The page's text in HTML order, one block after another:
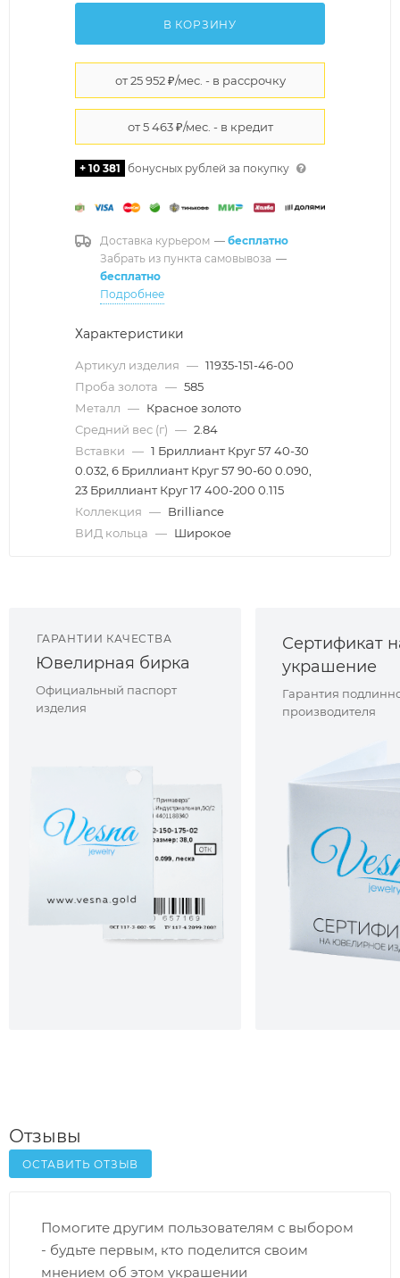
В КОРЗИНУ
+ 10 381 бонусных рублей за покупку
Доставка курьером — бесплатно
Забрать из пункта самовывоза —
бесплатно
Подробнее
Характеристики
Артикул изделия — 11935-151-46-00
Проба золота — 585
Металл — Красное золото
Средний вес (г) — 2.84
Вставки — 1 Бриллиант Круг 57 40-30
0.032, 6 Бриллиант Круг 57 90-60 0.090,
23 Бриллиант Круг 17 400-200 0.115
Коллекция — Brilliance
ВИД кольца — Широкое
ГАРАНТИИ КАЧЕСТВА
Ювелирная бирка
Официальный паспорт
изделия
Сертификат
украшение
Гарантия
производителя
Отзывы
ОСТАВИТЬ ОТЗЫВ
Помогите другим пользователям с выбором
- будьте первым, кто поделится своим
мнением об этом украшении